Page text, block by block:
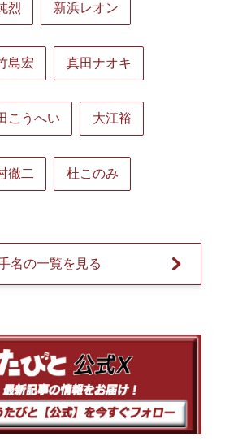
烈 新浜レオン
島宏 真田ナオキ
こうへい 大江裕
徹二 杜このみ
名の一覧を見る